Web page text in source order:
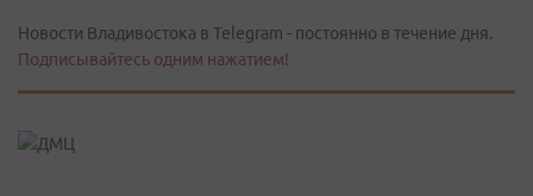
Новости Владивостока в Telegram - постоянно в течение дня.
Подписывайтесь одним нажатием!